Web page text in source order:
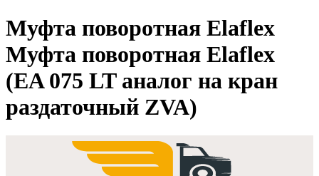
Муфта поворотная Elaflex
Муфта поворотная Elaflex
(EA 075 LT аналог на кран
раздаточный ZVA)